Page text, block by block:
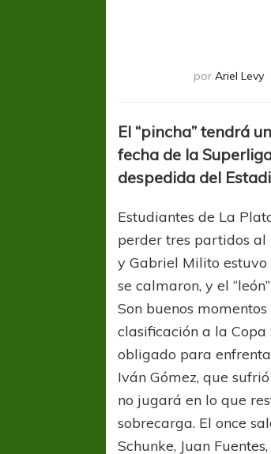
por Ariel Levy
El “pincha” tendrá
fecha de la
despedida del
Estudiantes de La
perder tres partidos al
y Gabriel Milito estuvo
se calmaron, y el
Son buenos
clasificación a la
obligado para
Iván Gómez, que
no jugará en lo que
sobrecarga. El once
Schunke, Juan